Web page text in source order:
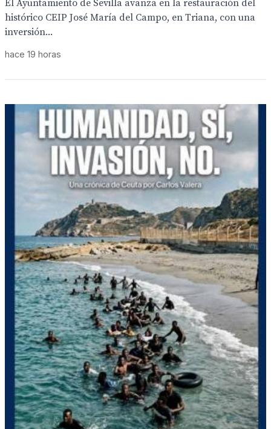
El Ayuntamiento de Sevilla avanza en la restauración del
histórico CEIP José María del Campo, en Triana, con una
inversión...
hace 19 horas